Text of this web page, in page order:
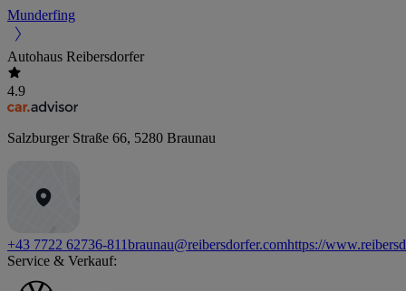
Munderfing
Autohaus Reibersdorfer
4.9
Salzburger Straße 66, 5280 Braunau
+43 7722 62736-811braunau@reibersdorfer.comhttps://
Service & Verkauf: